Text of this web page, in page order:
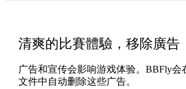
清爽的比賽體驗，移除廣告
广告和宣传会影响游戏体验。BBFly会
文件中自动删除这些广告。